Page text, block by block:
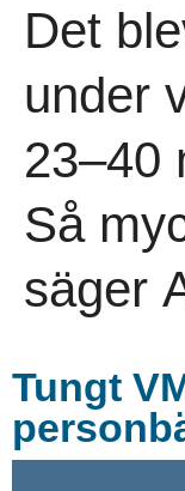
Det
under
23–40
Så
säger
Tungt